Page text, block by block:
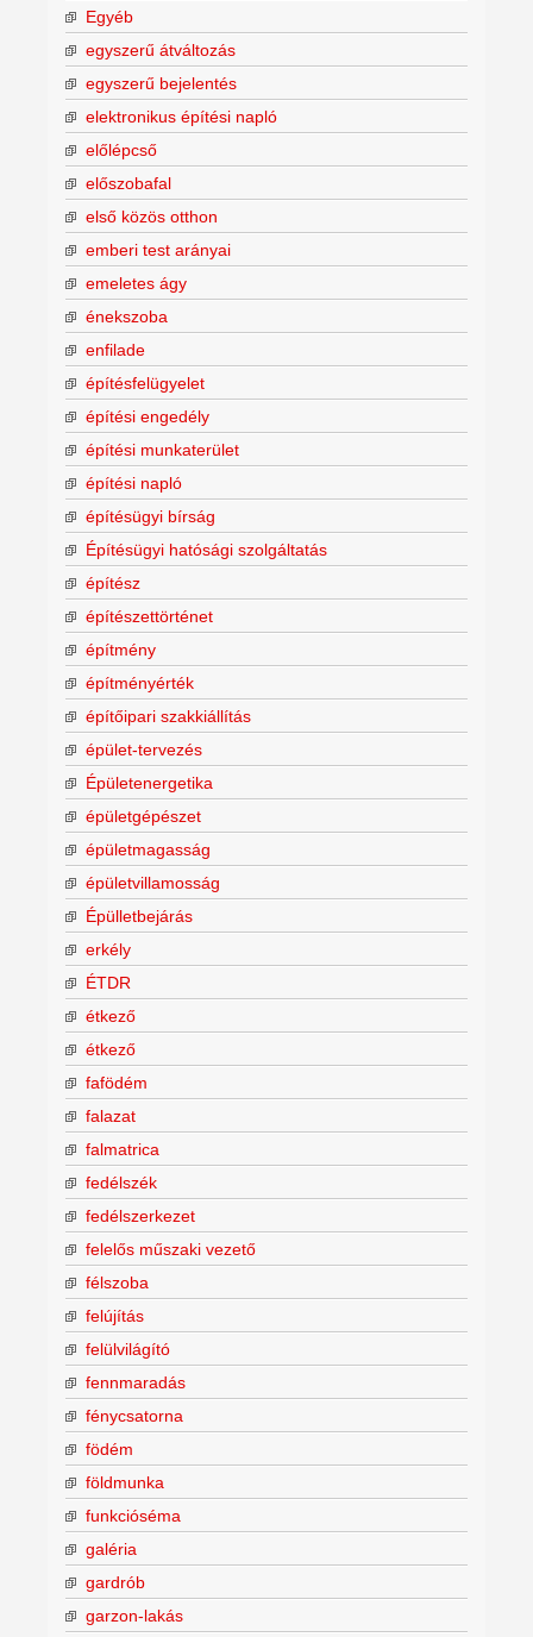
Egyéb
egyszerű átváltozás
egyszerű bejelentés
elektronikus építési napló
előlépcső
előszobafal
első közös otthon
emberi test arányai
emeletes ágy
énekszoba
enfilade
építésfelügyelet
építési engedély
építési munkaterület
építési napló
építésügyi bírság
Építésügyi hatósági szolgáltatás
építész
építészettörténet
építmény
építményérték
építőipari szakkiállítás
épület-tervezés
Épületenergetika
épületgépészet
épületmagasság
épületvillamosság
Épülletbejárás
erkély
ÉTDR
étkező
étkező
fafödém
falazat
falmatrica
fedélszék
fedélszerkezet
felelős műszaki vezető
félszoba
felújítás
felülvilágító
fennmaradás
fénycsatorna
födém
földmunka
funkcióséma
galéria
gardrób
garzon-lakás